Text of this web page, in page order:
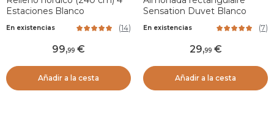
Estaciones Blanco
En existencias (14)
99,99
Añadir a la cesta
Sensation Duvet Blanco
En existencias (7)
29,99
Añadir a la cesta